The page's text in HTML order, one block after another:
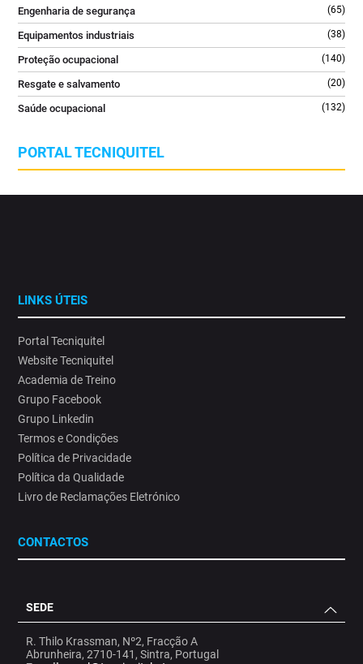
Engenharia de segurança (65)
Equipamentos industriais (38)
Proteção ocupacional (140)
Resgate e salvamento (20)
Saúde ocupacional (132)
PORTAL TECNIQUITEL
LINKS ÚTEIS
Portal Tecniquitel
Website Tecniquitel
Academia de Treino
Grupo Facebook
Grupo Linkedin
Termos e Condições
Política de Privacidade
Política da Qualidade
Livro de Reclamações Eletrónico
CONTACTOS
SEDE
R. Thilo Krassman, Nº2, Fracção A
Abrunheira, 2710-141, Sintra, Portugal